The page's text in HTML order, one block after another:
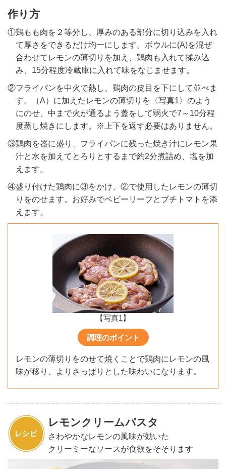
作り方
①鶏もも肉を２等分し、厚みのある部分に切り込みを入れ
て厚さをできるだけ均一にします。ボウルに(A)を混ぜ
合わせてレモンの薄切りを加え、鶏肉も入れて揉み込
み、15分程度冷蔵庫に入れて味をなじませます。
②フライパンを中火で熱し、鶏肉の皮目を下にして並べま
す。（A）に加えたレモンの薄切りを〈写真1〉のよう
にのせ、中まで火が通るよう蓋をして弱火で7～10分程
度蒸し焼きにします。※上下を返す必要はありません。
③鶏肉を器に盛り、フライパンに残った焼き汁にレモン果
汁と水を加えてとろりとするまで約2分煮詰め、塩を加
えます。
④盛り付けた鶏肉に③をかけ、②で使用したレモンの薄切
りをのせます。お好みでベビーリーフとプチトマトを添
えます。
【写真1】
調理のポイント
レモンの薄切りをのせて焼くことで鶏肉にレモンの風
味が移り、よりさっぱりとした味わいになります。
レモンクリームパスタ
さわやかなレモンの風味が効いた
クリーミーなソースが食欲をそそります